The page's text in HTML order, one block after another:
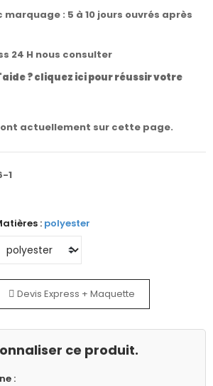
: 5 à 10 jours ouvrés après
24 H nous consulter
? cliquez ici pour réussir votre
actuellement sur cette page.
1
: polyester
Devis Express + Maquette
ce produit.
: